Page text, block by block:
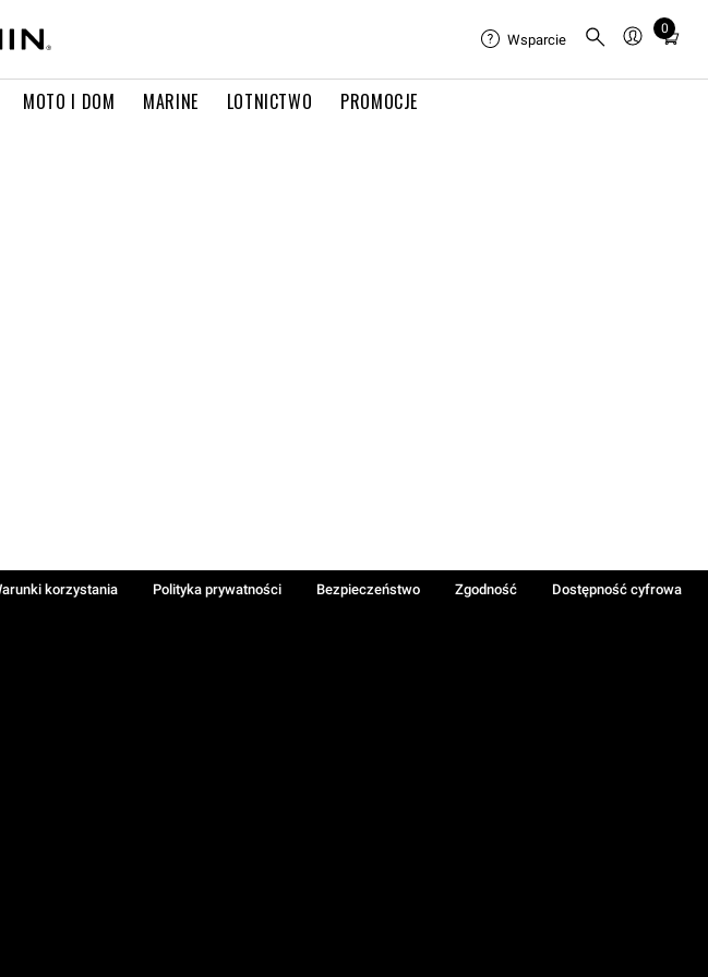
MOTO I DOM MARINE LOTNICTWO PROMOCJE
Wsparcie
0
Total
in
korzystania Polityka prywatności Bezpieczeństwo Zgodność
Dostępność cyfrowa